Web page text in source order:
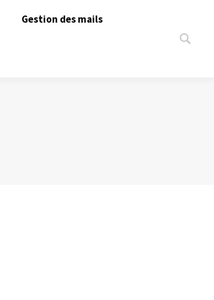
Gestion des mails
Search: